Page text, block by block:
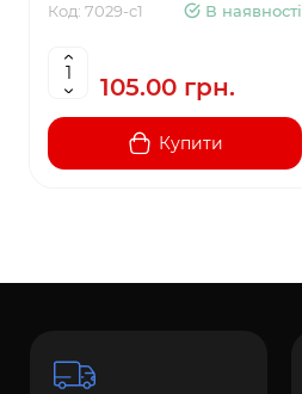
Код: 7029-c1 В наявності
105.00 грн.
Купити